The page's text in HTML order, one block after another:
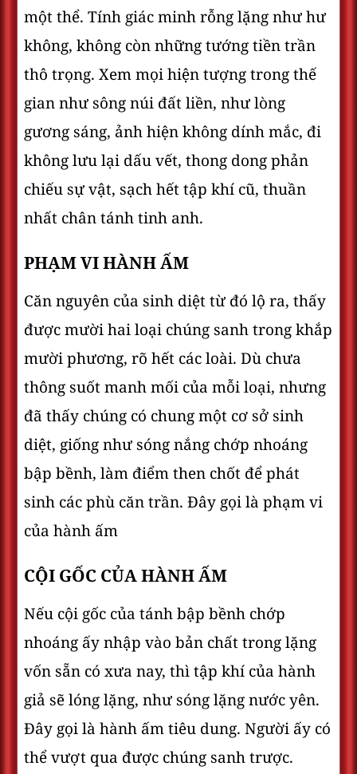
một thể. Tính giác minh rỗng lặng như hư
không, không còn những tướng tiền trần
thô trọng. Xem mọi hiện tượng trong thế
gian như sông núi đất liền, như lòng
gương sáng, ảnh hiện không dính mắc, đi
không lưu lại dấu vết, thong dong phản
chiếu sự vật, sạch hết tập khí cũ, thuần
nhất chân tánh tinh anh.
PHẠM VI HÀNH ẤM
Căn nguyên của sinh diệt từ đó lộ ra, thấy
được mười hai loại chúng sanh trong khắp
mười phương, rõ hết các loài. Dù chưa
thông suốt manh mối của mỗi loại, nhưng
đã thấy chúng có chung một cơ sở sinh
diệt, giống như sóng nắng chớp nhoáng
bập bềnh, làm điểm then chốt để phát
sinh các phù căn trần. Đây gọi là phạm vi
của hành ấm
CỘI GỐC CỦA HÀNH ẤM
Nếu cội gốc của tánh bập bềnh chớp
nhoáng ấy nhập vào bản chất trong lặng
vốn sẵn có xưa nay, thì tập khí của hành
giả sẽ lóng lặng, như sóng lặng nước yên.
Đây gọi là hành ấm tiêu dung. Người ấy có
thể vượt qua được chúng sanh trược.